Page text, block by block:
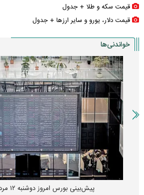
قیمت سکه و طلا + جدول
قیمت دلار، یورو و سایر ارز‌ها + جدول
خواندنی‌ها
پیش‌بینی بورس امروز دوشنبه ۱۲ مرداد ماه ۱۴۰۵